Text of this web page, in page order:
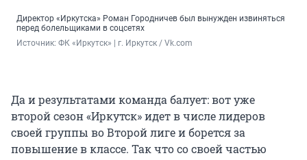
Директор «Иркутска» Роман Городничев был вынужден извиняться
перед болельщиками в соцсетях
Источник: ФК «Иркутск» | г. Иркутск / Vk.com
Да и результатами команда балует: вот уже
второй сезон «Иркутск» идет в числе лидеров
своей группы во Второй лиге и борется за
повышение в классе. Так что со своей частью